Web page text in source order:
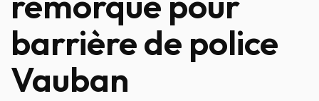
barrière de police
Vauban